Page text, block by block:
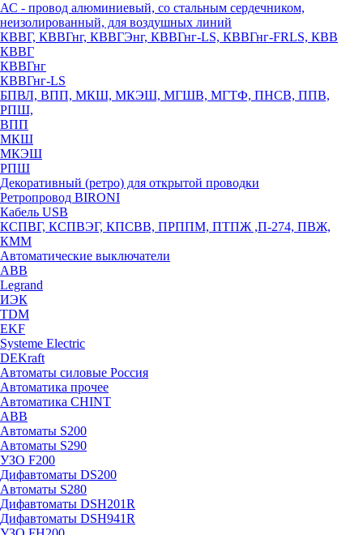
АС - провод алюминиевый, со стальным сердечником,
неизолированный, для воздушных линий
КВВГ, КВВГнг, КВВГЭнг, КВВГнг-LS, КВВГнг-FRLS, КВВ
КВВГ
КВВГнг
КВВГнг-LS
БПВЛ, ВПП, МКШ, МКЭШ, МГШВ, МГТФ, ПНСВ, ППВ,
РПШ,
ВПП
МКШ
МКЭШ
РПШ
Декоративный (ретро) для открытой проводки
Ретропровод BIRONI
Кабель USB
КСПВГ, КСПВЭГ, КПСВВ, ПРППМ, ПТПЖ ,П-274, ПВЖ,
КММ
Автоматические выключатели
ABB
Legrand
ИЭК
TDM
EKF
Systeme Electric
DEKraft
Автоматы силовые Россия
Автоматика прочее
Автоматика CHINT
ABB
Автоматы S200
Автоматы S290
УЗО F200
Дифавтоматы DS200
Автоматы S280
Дифавтоматы DSH201R
Дифавтоматы DSH941R